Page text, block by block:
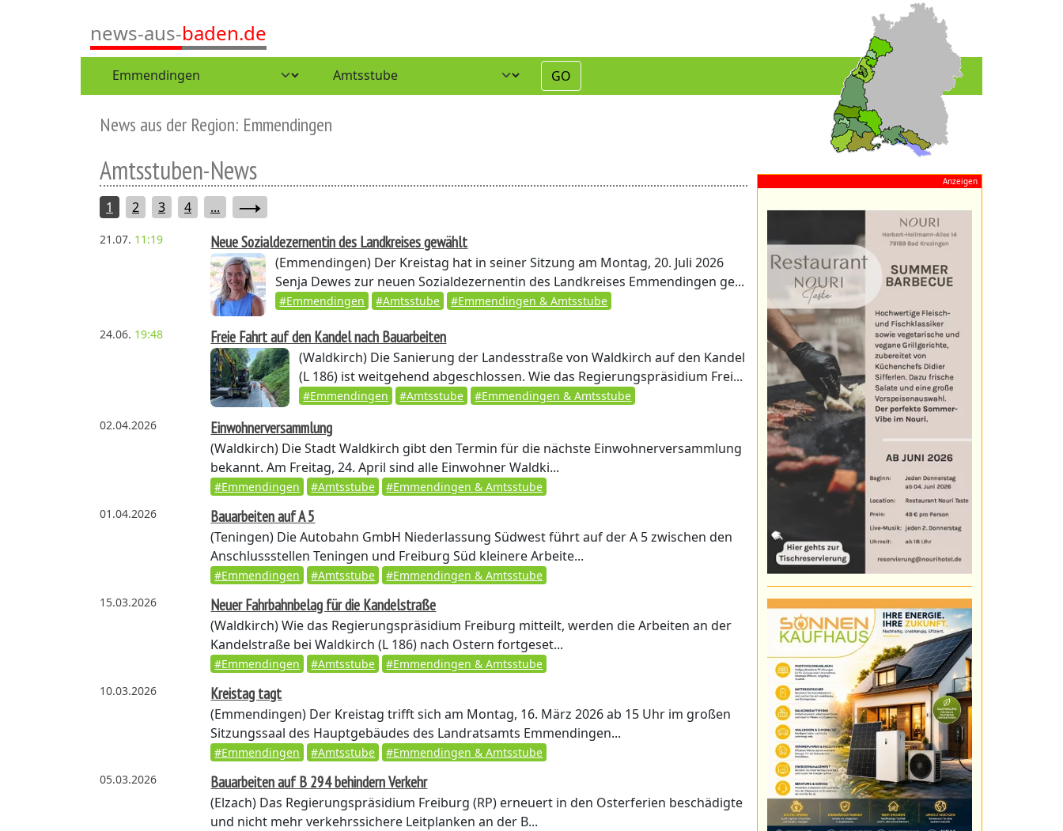
news-aus-baden.de
GO
News aus der Region: Emmendingen
Amtsstuben-News
1 2 3 4 ...
21.07. 11:19 Neue Sozialdezernentin des Landkreises gewählt
(Emmendingen) Der Kreistag hat in seiner Sitzung am Montag, 20. Juli 2026
Senja Dewes zur neuen Sozialdezernentin des Landkreises Emmendingen ge...
#Emmendingen #Amtsstube #Emmendingen & Amtsstube
24.06. 19:48 Freie Fahrt auf den Kandel nach Bauarbeiten
(Waldkirch) Die Sanierung der Landesstraße von Waldkirch auf den Kandel
(L 186) ist weitgehend abgeschlossen. Wie das Regierungspräsidium Frei...
#Emmendingen #Amtsstube
#Emmendingen & Amtsstube
02.04.2026
Einwohnerversammlung
(Waldkirch) Die Stadt Waldkirch gibt den Termin für die nächste Einwohnerversammlung
bekannt. Am Freitag, 24. April sind alle Einwohner Waldki...
#Emmendingen #Amtsstube
#Emmendingen & Amtsstube
01.04.2026
Bauarbeiten auf A 5
(Teningen) Die Autobahn GmbH Niederlassung Südwest führt auf der A 5 zwischen den
Anschlussstellen Teningen und Freiburg Süd kleinere Arbeite...
#Emmendingen #Amtsstube
#Emmendingen & Amtsstube
15.03.2026
Neuer Fahrbahnbelag für die Kandelstraße
(Waldkirch)Wie das Regierungspräsidium Freiburg mitteilt, werden die Arbeiten an der
Kandelstraße bei Waldkirch (L 186) nach Ostern fortgeset...
#Emmendingen #Amtsstube
#Emmendingen & Amtsstube
10.03.2026
Kreistag tagt
(Emmendingen) Der Kreistag trifft sich am Montag, 16. März 2026 ab 15 Uhr im großen
Sitzungssaal des Hauptgebäudes des Landratsamts Emmendingen...
#Emmendingen #Amtsstube
#Emmendingen & Amtsstube
05.03.2026
Bauarbeiten auf B 294 behindern Verkehr
(Elzach) Das Regierungspräsidium Freiburg (RP) erneuert in den Osterferien beschädigte
und nicht mehr verkehrssichere Leitplanken an der B...
Anzeigen